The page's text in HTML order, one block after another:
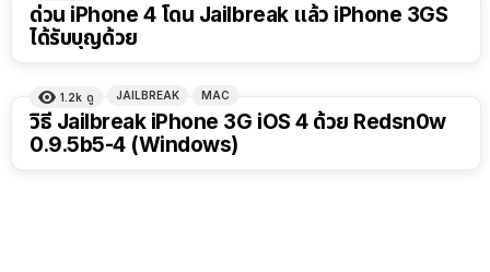
ด่วน iPhone 4 โดน Jailbreak แล้ว iPhone 3GS
ได้รับบุญด้วย
1.2k ดู JAILBREAK MAC
วิธี Jailbreak iPhone 3G iOS 4 ด้วย Redsn0w
0.9.5b5-4 (Windows)